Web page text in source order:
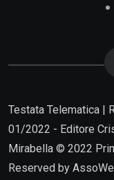
Testata Telematica |
01/2022 - Editore
Mirabella © 2022
Reserved by